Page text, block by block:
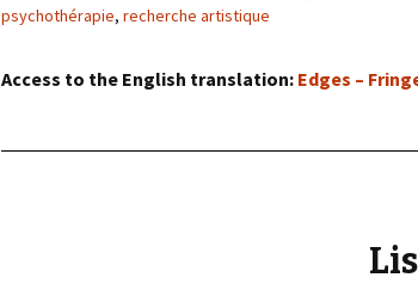
psychothérapie, recherche artistique
Access to the English translation: Edges –